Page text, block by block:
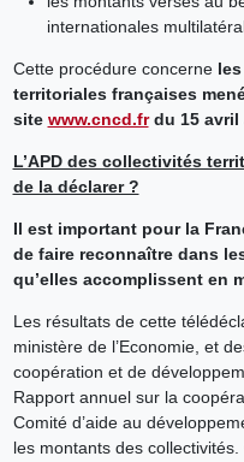
internationales
Cette procédure concerne
territoriales françaises
site www.cncd.frdu 15 avril
L’APD des collectivités
de la déclarer ?
Il est important pour la
de faire reconnaître dans
qu’elles accomplissent en
Les résultats de cette
ministère de l’Economie, et
coopération et de
Rapport annuel sur la
Comité d’aide au
les montants des